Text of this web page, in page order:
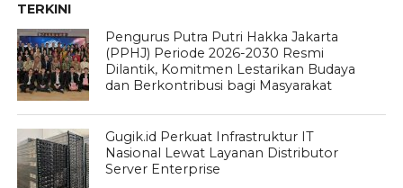
TERKINI
Pengurus Putra Putri Hakka Jakarta
(PPHJ) Periode 2026-2030 Resmi
Dilantik, Komitmen Lestarikan Budaya
dan Berkontribusi bagi Masyarakat
Gugik.id Perkuat Infrastruktur IT
Nasional Lewat Layanan Distributor
Server Enterprise